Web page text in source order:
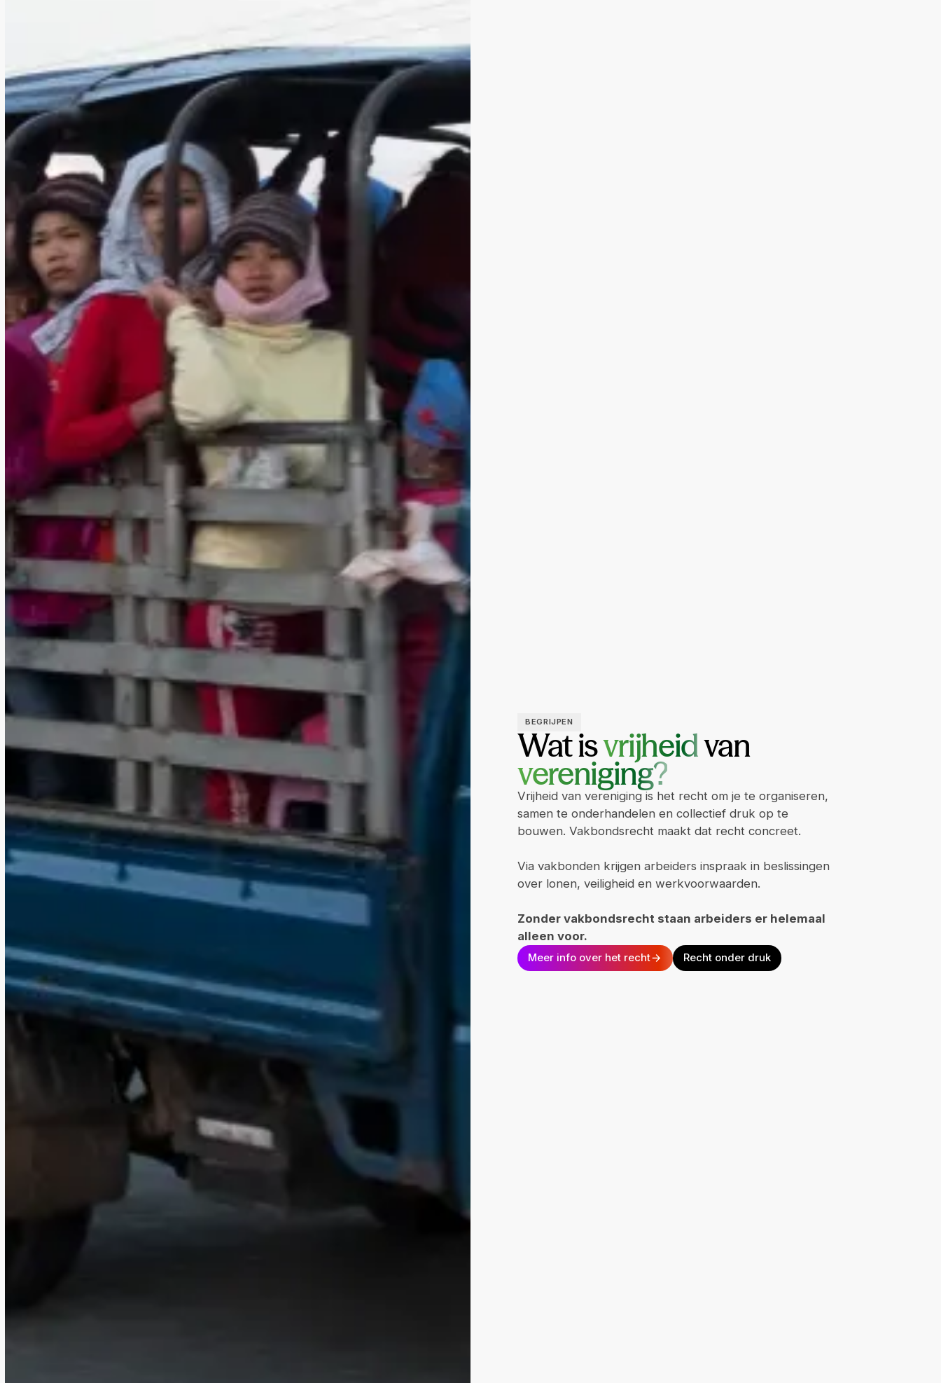
BEGRIJPEN
Wat isvrijheidvan
vereniging?
Vrijheid van vereniging is het recht om je te organiseren,
samen te onderhandelen en collectief druk op te
bouwen. Vakbondsrecht maakt dat recht concreet.
Via vakbonden krijgen arbeiders inspraak in beslissingen
over lonen, veiligheid en werkvoorwaarden.
Zonder vakbondsrecht staan arbeiders er helemaal
alleen voor.
Meer info over het recht Recht onder druk